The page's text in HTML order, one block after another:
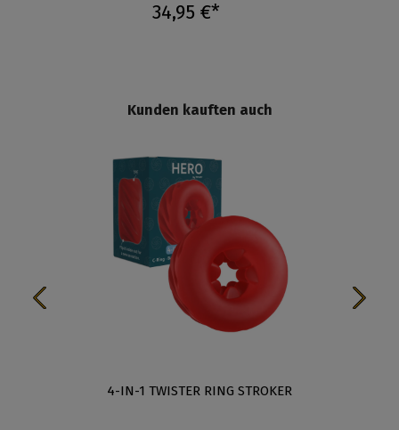
34,95 €*
Kunden kauften auch
4-IN-1 TWISTER RING STROKER